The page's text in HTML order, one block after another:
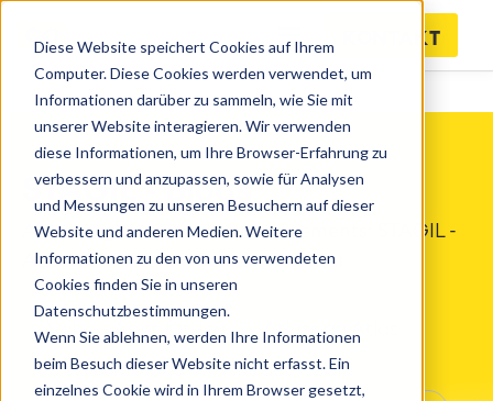
Diese Website speichert Cookies auf Ihrem
Computer. Diese Cookies werden verwendet, um
Informationen darüber zu sammeln, wie Sie mit
unserer Website interagieren. Wir verwenden
diese Informationen, um Ihre Browser-Erfahrung zu
verbessern und anzupassen, sowie für Analysen
und Messungen zu unseren Besuchern auf dieser
Website und anderen Medien. Weitere
Informationen zu den von uns verwendeten
Cookies finden Sie in unseren
Datenschutzbestimmungen.
Wenn Sie ablehnen, werden Ihre Informationen
beim Besuch dieser Website nicht erfasst. Ein
einzelnes Cookie wird in Ihrem Browser gesetzt,
KONTAKT
STAGIL - Blogs
Alle Neuigkeiten und Announcements: STAGIL -
Atlassian Platinum Solution Partner
Agil Apps für Jira Atlassian Atlas
Atlassian Cloud Aus dem Team